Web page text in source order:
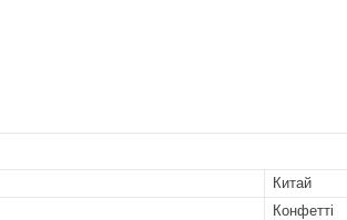
Китай
Конфетті